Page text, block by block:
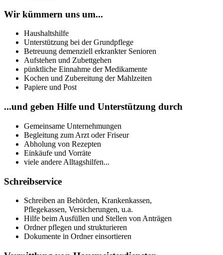
Wir kümmern uns um...
Haushaltshilfe
Unterstützung bei der Grundpflege
Betreuung demenziell erkrankter Senioren
Aufstehen und Zubettgehen
pünktliche Einnahme der Medikamente
Kochen und Zubereitung der Mahlzeiten
Papiere und Post
...und geben Hilfe und Unterstützung durch
Gemeinsame Unternehmungen
Begleitung zum Arzt oder Friseur
Abholung von Rezepten
Einkäufe und Vorräte
viele andere Alltagshilfen...
Schreibservice
Schreiben an Behörden, Krankenkassen,
Pflegekassen, Versicherungen, u.a.
Hilfe beim Ausfüllen und Stellen von Anträgen
Ordner pflegen und strukturieren
Dokumente in Ordner einsortieren